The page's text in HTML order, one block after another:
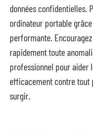
données confidentielles.
ordinateur portable
performante.
rapidement toute
professionnel pour aider
efficacement contre
surgir.